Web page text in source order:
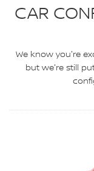
CAR
We know you're
but we're still